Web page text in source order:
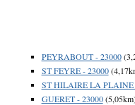
PEYRABOUT - 23000
ST FEYRE - 23000
ST HILAIRE LA PLAINE
GUERET - 23000